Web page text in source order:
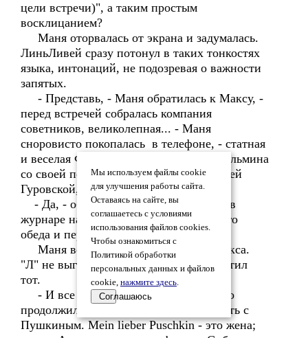
цели встречи)", а таким простым
восклицанием?
Маня оторвалась от экрана и задумалась.
ЛиньЛивей сразу потонул в таких тонкостях
языка, интонаций, не подозревая о важности
запятых.
- Представь, - Маня обратилась к Максу, -
перед встречей собралась компания
советников, великолепная... - Маня
сноровисто покопалась в телефоне, - статная
и веселая Фридерика Шарлотта Вильгельмина
со своей подружкой, графиней Цецилией
Гуровской, другие близкие вельможи...
- Да, - обрадовался забытый Линь, - в
журнаре написано, сразу посре царского
обеда и перед баром...
Маня вопросительно глянула на Макса.
"Л" не выговаривает", вполголоса ответил
тот.
- И все они советуют, - невозмутимо
продолжила красавица, - какой тон взять с
Пушкиным. Мein lieber Puschkin - это жена;
Мы используем файлы cookie
для улучшения работы сайта.
Оставаясь на сайте, вы
соглашаетесь с условиями
использования файлов cookies.
Чтобы ознакомиться с
Политикой обработки
персональных данных и файлов
cookie, нажмите здесь.
Соглашаюсь